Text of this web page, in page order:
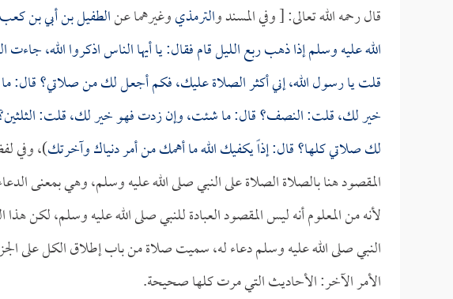
قال رحمه الله تعالى: [ وفي المسند والترمذيوغيرهما عنالطفيل بن أبي بن كعب
الله عليه وسلم إذا ذهب ربع الليل قام فقال: يا أيها الناس اذكروا الله، جاءت
قلت يا رسول الله، إني أكثر الصلاة عليك، فكم أجعل لك من صلاتي؟
خير لك، قلت: النصف؟ قال: ما شئت، وإن زدت فهو خير لك، قلت:
لك صلاتي كلها؟ قال: إذاً يكفيك الله ما أهمك من أمر دنياك وآخرتك)، وفي
المقصود هنا بالصلاة الصلاة على النبي صلى الله عليه وسلم، وهي بمعنى
لأنه من المعلوم أنه ليس المقصود العبادة للنبي صلى الله عليه وسلم، لكن
النبي صلى الله عليه وسلم دعاء له، سميت صلاة من باب إطلاق الكل على
الأمر الآخر: الأحاديث التي مرت كلها صحيحة.